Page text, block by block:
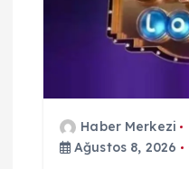
Haber Merkezi
Ağustos 8, 2026